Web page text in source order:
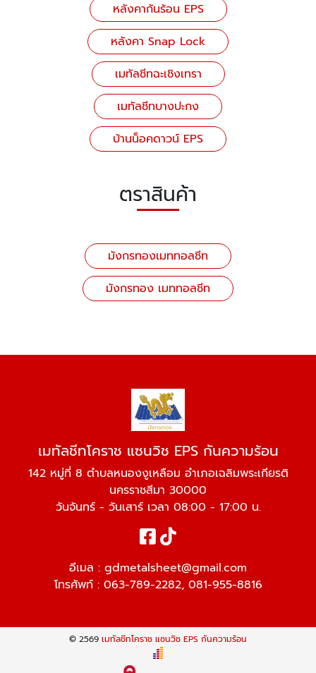
หลังคากันร้อน EPS
หลังคา Snap Lock
เมทัลชีทฉะเชิงเทรา
เมทัลชีทบางปะกง
บ้านน็อคดาวน์ EPS
ตราสินค้า
มังกรทองเมททอลชีท
มังกรทอง เมททอลชีท
เมทัลชีทโคราช แซนวิช EPS กันความร้อน
142 หมู่ที่ 8 ตำบลหนองงูเหลือม อำเภอเฉลิมพระเกียรติ
นครราชสีมา 30000
วันจันทร์ - วันเสาร์ เวลา 08:00 - 17:00 น.
อีเมล : gdmetalsheet@gmail.com
โทรศัพท์ : 063-789-2282, 081-955-8816
© 2569 เมทัลชีทโคราช แซนวิช EPS กันความร้อน